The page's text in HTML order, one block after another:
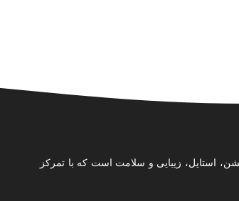
استایل، زیبایی و سلامت است که با تمرکز